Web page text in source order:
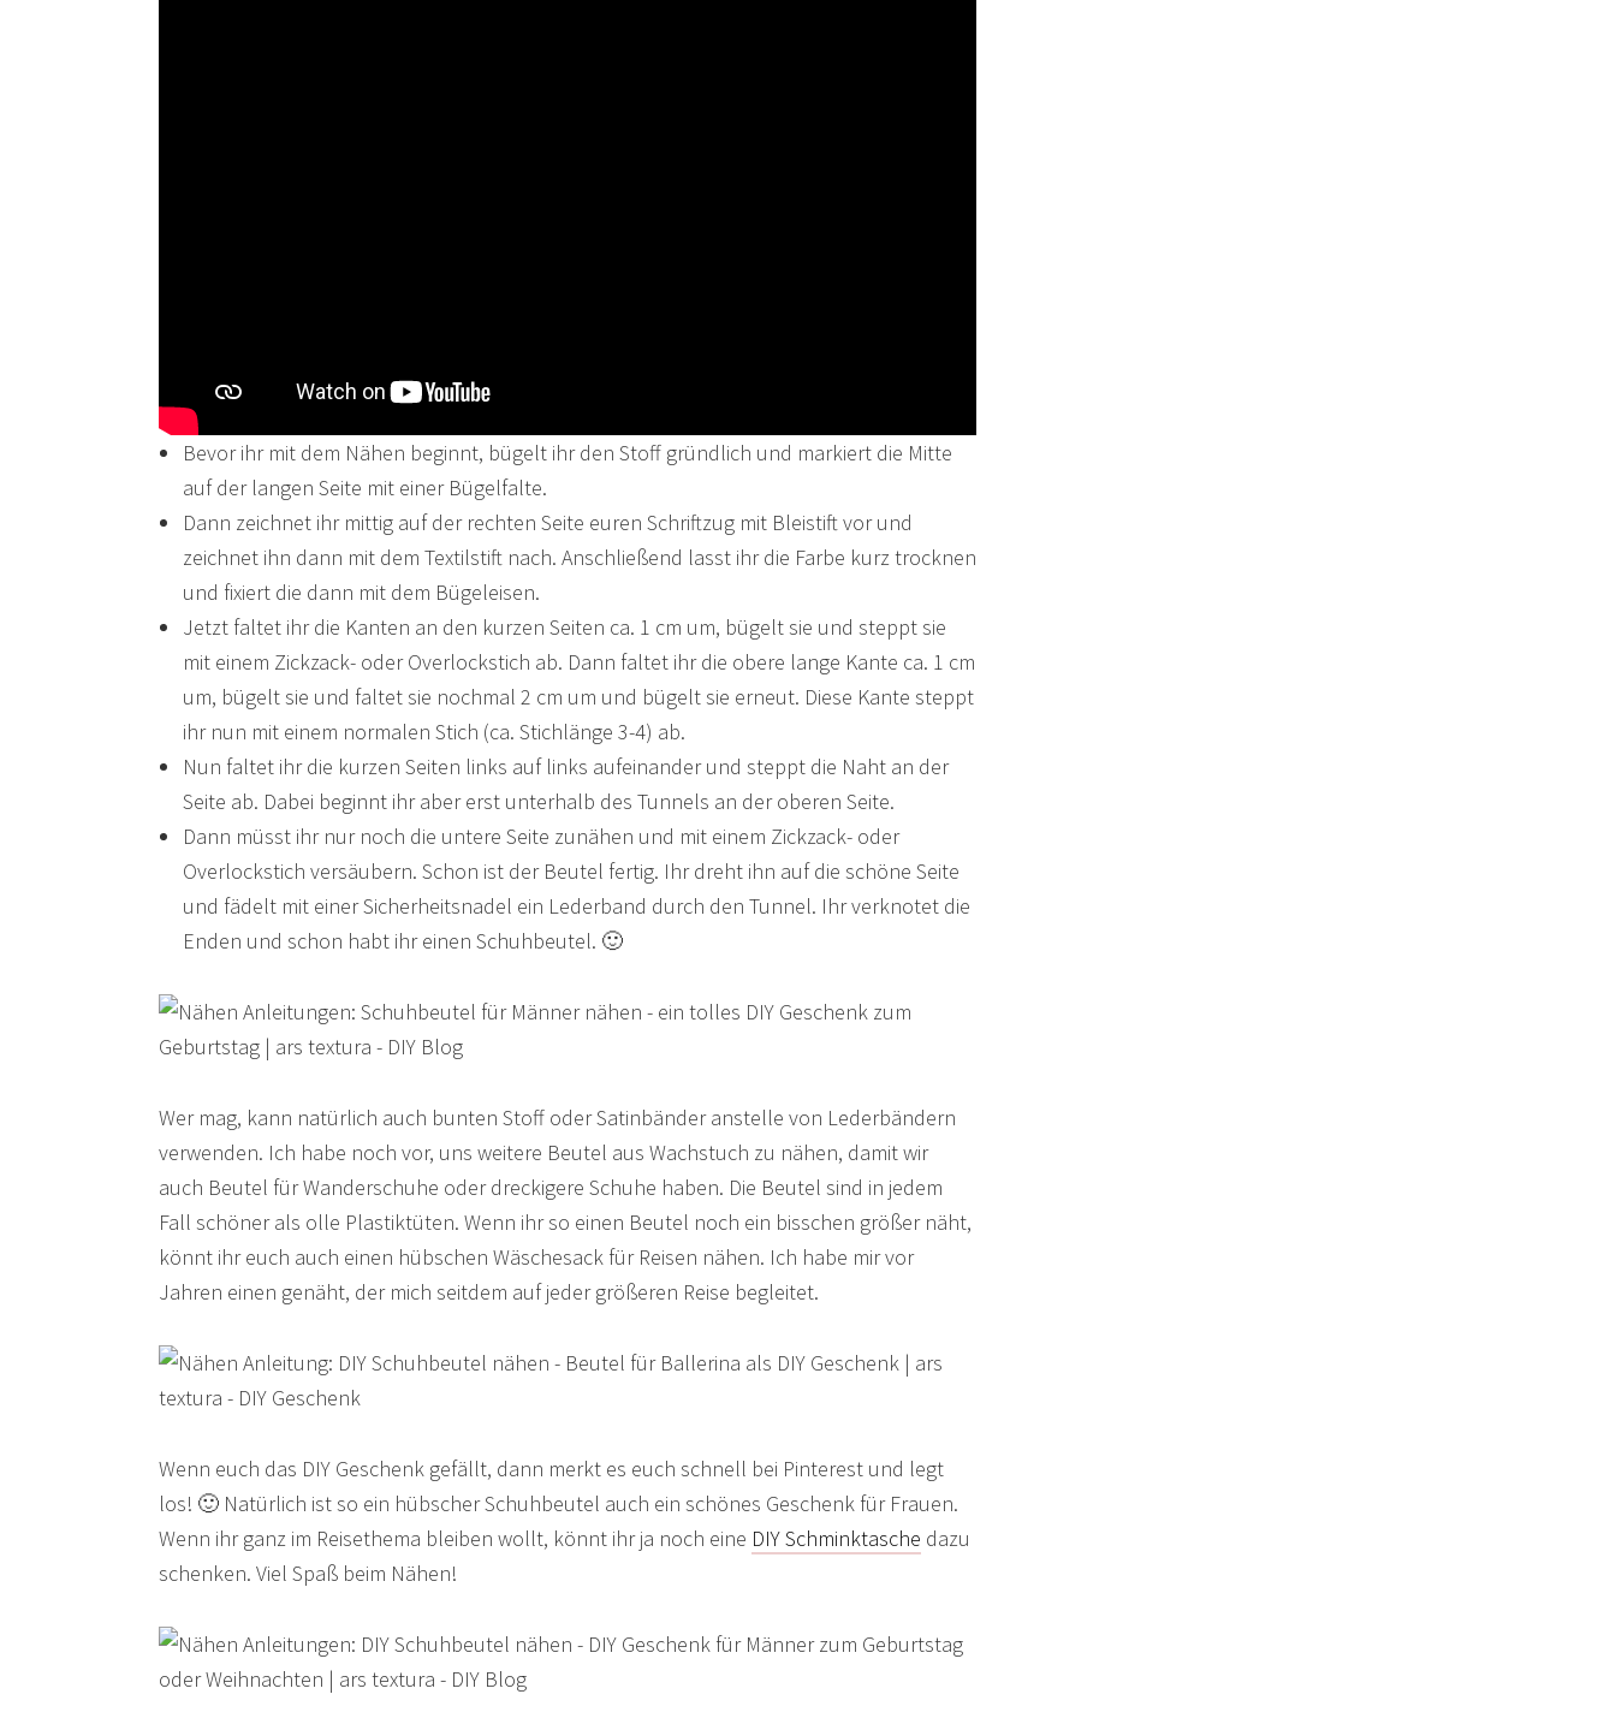
Bevor ihr mit dem Nähen beginnt, bügelt ihr den Stoff gründlich und markiert die Mitte
auf der langen Seite mit einer Bügelfalte.
Dann zeichnet ihr mittig auf der rechten Seite euren Schriftzug mit Bleistift vor und
zeichnet ihn dann mit dem Textilstift nach. Anschließend lasst ihr die Farbe kurz trocknen
und fixiert die dann mit dem Bügeleisen.
Jetzt faltet ihr die Kanten an den kurzen Seiten ca. 1 cm um, bügelt sie und steppt sie
mit einem Zickzack- oder Overlockstich ab. Dann faltet ihr die obere lange Kante ca. 1 cm
um, bügelt sie und faltet sie nochmal 2 cm um und bügelt sie erneut. Diese Kante steppt
ihr nun mit einem normalen Stich (ca. Stichlänge 3-4) ab.
Nun faltet ihr die kurzen Seiten links auf links aufeinander und steppt die Naht an der
Seite ab. Dabei beginnt ihr aber erst unterhalb des Tunnels an der oberen Seite.
Dann müsst ihr nur noch die untere Seite zunähen und mit einem Zickzack- oder
Overlockstich versäubern. Schon ist der Beutel fertig. Ihr dreht ihn auf die schöne Seite
und fädelt mit einer Sicherheitsnadel ein Lederband durch den Tunnel. Ihr verknotet die
Enden und schon habt ihr einen Schuhbeutel. 🙂
Wer mag, kann natürlich auch bunten Stoff oder Satinbänder anstelle von Lederbändern
verwenden. Ich habe noch vor, uns weitere Beutel aus Wachstuch zu nähen, damit wir
auch Beutel für Wanderschuhe oder dreckigere Schuhe haben. Die Beutel sind in jedem
Fall schöner als olle Plastiktüten. Wenn ihr so einen Beutel noch ein bisschen größer näht,
könnt ihr euch auch einen hübschen Wäschesack für Reisen nähen. Ich habe mir vor
Jahren einen genäht, der mich seitdem auf jeder größeren Reise begleitet.
Wenn euch das DIY Geschenk gefällt, dann merkt es euch schnell bei Pinterest und legt
los! 🙂 Natürlich ist so ein hübscher Schuhbeutel auch ein schönes Geschenk für Frauen.
Wenn ihr ganz im Reisethema bleiben wollt, könnt ihr ja noch eine DIY Schminktasche dazu
schenken. Viel Spaß beim Nähen!